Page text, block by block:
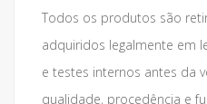
Todos os produtos são
adquiridos legalmente em
e testes internos antes da
qualidade, procedência e